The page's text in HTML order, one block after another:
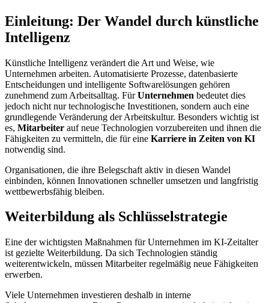
Einleitung: Der Wandel durch künstliche
Intelligenz
Künstliche Intelligenz verändert die Art und Weise, wie
Unternehmen arbeiten. Automatisierte Prozesse, datenbasierte
Entscheidungen und intelligente Softwarelösungen gehören
zunehmend zum Arbeitsalltag. FürUnternehmen bedeutet dies
jedoch nicht nur technologische Investitionen, sondern auch eine
grundlegende Veränderung der Arbeitskultur. Besonders wichtig ist
es, Mitarbeiter auf neue Technologien vorzubereiten und ihnen die
Fähigkeiten zu vermitteln, die für eine Karriere in Zeiten von KI
notwendig sind.
Organisationen, die ihre Belegschaft aktiv in diesen Wandel
einbinden, können Innovationen schneller umsetzen und langfristig
wettbewerbsfähig bleiben.
Weiterbildung als Schlüsselstrategie
Eine der wichtigsten Maßnahmen für Unternehmen im KI-Zeitalter
ist gezielte Weiterbildung. Da sich Technologien ständig
weiterentwickeln, müssen Mitarbeiter regelmäßig neue Fähigkeiten
erwerben.
Viele Unternehmen investieren deshalb in interne